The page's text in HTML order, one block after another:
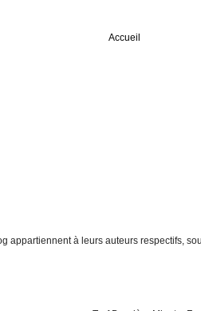
Accueil
à leurs auteurs respectifs,